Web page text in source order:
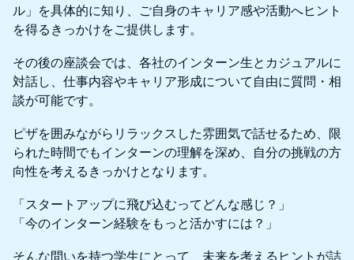
ル」を具体的に知り、ご自身のキャリア感や活動へヒント
を得るきっかけをご提供します。
その後の座談会では、各社のインターン生とカジュアルに
対話し、仕事内容やキャリア形成について自由に質問・相
談が可能です。
ピザを囲みながらリラックスした雰囲気で話せるため、限
られた時間でもインターンの理解を深め、自分の挑戦の方
向性を考えるきっかけとなります。
「スタートアップに飛び込むってどんな感じ？」
「今のインターン経験をもっと活かすには？」
そんな問いを持つ学生にとって、未来を考えるヒントが詰